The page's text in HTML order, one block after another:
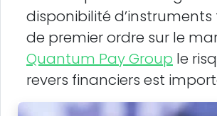
disponibilité d’instruments
de premier ordre sur le
Quantum Pay Group le
revers financiers est